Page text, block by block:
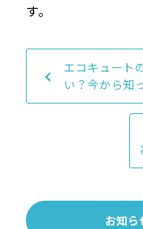
す。
エコキュート
い？今から知
因と対策
お知ら